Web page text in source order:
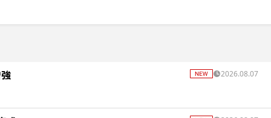
2026.08.07